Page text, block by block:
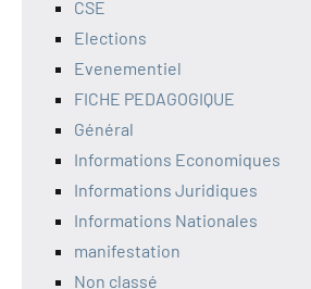
CSE
Elections
Evenementiel
FICHE PEDAGOGIQUE
Général
Informations Economiques
Informations Juridiques
Informations Nationales
manifestation
Non classé